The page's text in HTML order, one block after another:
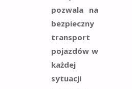
pozwala na
bezpieczny
transport
pojazdów w
każdej
sytuacji